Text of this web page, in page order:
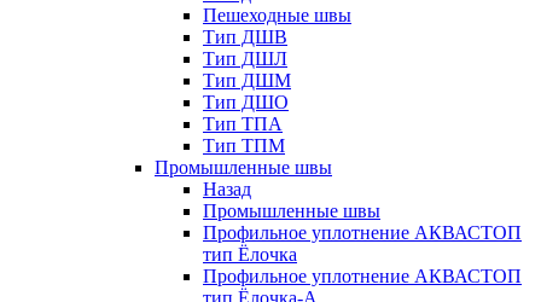
Пешеходные швы
Тип ДШВ
Тип ДШЛ
Тип ДШМ
Тип ДШО
Тип ТПА
Тип ТПМ
Промышленные швы
Назад
Промышленные швы
Профильное уплотнение АКВАСТОП
тип Ёлочка
Профильное уплотнение АКВАСТОП
тип Ёлочка-А